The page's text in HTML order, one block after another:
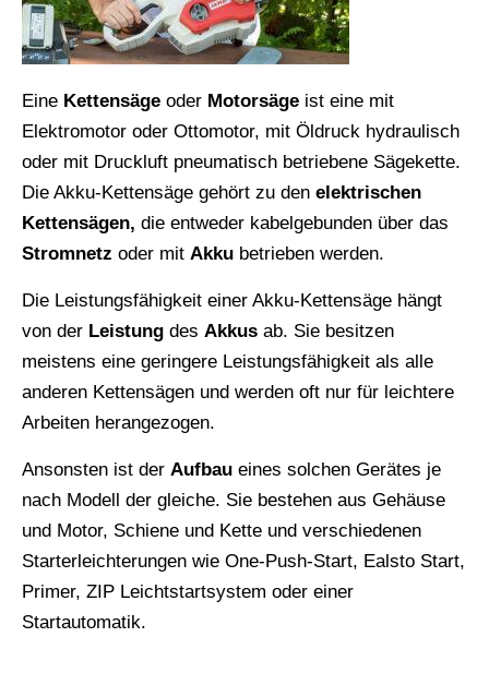
Eine Kettensäge oder Motorsäge ist eine mit
Elektromotor oder Ottomotor, mit Öldruck hydraulisch
oder mit Druckluft pneumatisch betriebene Sägekette.
Die Akku-Kettensäge gehört zu den elektrischen
Kettensägen, die entweder kabelgebunden über das
Stromnetz oder mit Akku betrieben werden.
Die Leistungsfähigkeit einer Akku-Kettensäge hängt
von der Leistung des Akkus ab. Sie besitzen
meistens eine geringere Leistungsfähigkeit als alle
anderen Kettensägen und werden oft nur für leichtere
Arbeiten herangezogen.
Ansonsten ist der Aufbau eines solchen Gerätes je
nach Modell der gleiche. Sie bestehen aus Gehäuse
und Motor, Schiene und Kette und verschiedenen
Starterleichterungen wie One-Push-Start, Ealsto Start,
Primer, ZIP Leichtstartsystem oder einer
Startautomatik.